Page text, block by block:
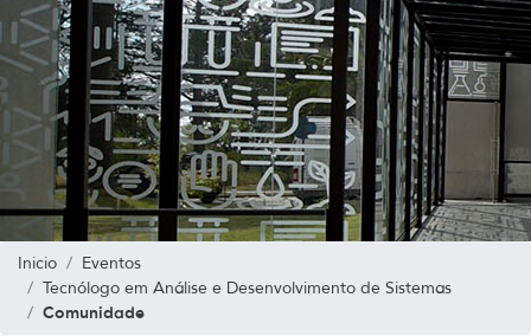
Inicio
Eventos
Tecnólogo em Análise e Desenvolvimento de Sistemas
Comunidade